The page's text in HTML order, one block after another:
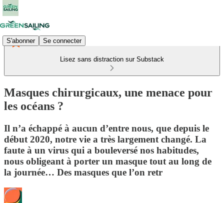
S'abonner Se connecter
Lisez sans distraction sur Substack
Masques chirurgicaux, une menace pour
les océans ?
Il n’a échappé à aucun d’entre nous, que depuis le
début 2020, notre vie a très largement changé. La
faute à un virus qui a bouleversé nos habitudes,
nous obligeant à porter un masque tout au long de
la journée… Des masques que l’on retr